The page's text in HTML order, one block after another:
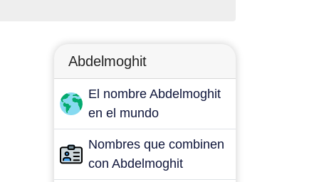
Abdelmoghit
El nombre Abdelmoghit
en el mundo
Nombres que combinen
con Abdelmoghit